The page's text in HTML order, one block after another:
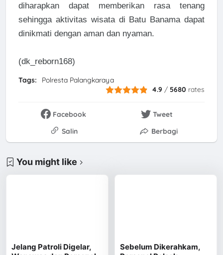
diharapkan dapat memberikan rasa tenang
sehingga aktivitas wisata di Batu Banama dapat
dinikmati dengan aman dan nyaman.
(dk_reborn168)
Tags:
Polresta Palangkaraya
4.9 /5680 rates
Facebook
Tweet
Salin
Berbagi
You might like
Jelang Patroli Digelar,
Sebelum Dikerahkam,